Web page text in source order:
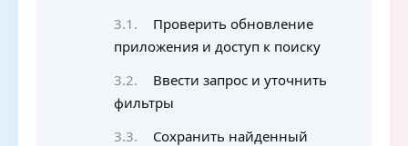
Проверить обновление
приложения и доступ к поиску
Ввести запрос и уточнить
фильтры
Сохранить найденный